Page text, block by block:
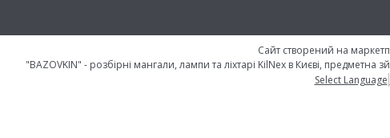
Сайт створений на
Select Language